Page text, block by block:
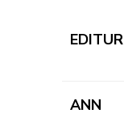
EDITUR
ANN